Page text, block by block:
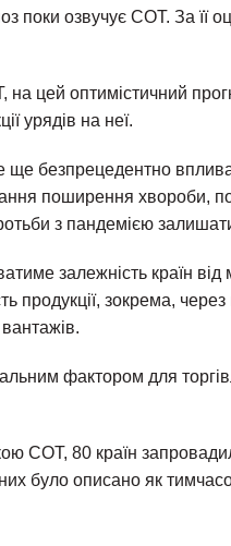
поки озвучує СОТ. За її
на цей оптимістичний
урядів на неї.
ще безпрецедентно
поширення хвороби,
з пандемією
залежність країн
продукції, зокрема,
фактором для
СОТ, 80 країн
було описано як